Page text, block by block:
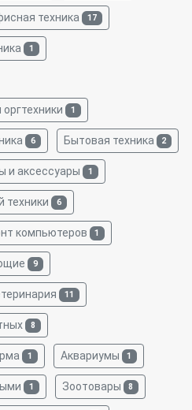
техника 17
1
1
6 Бытовая техника 2
и аксессуары 1
техники 6
компьютеров 1
9
11
8
1 Аквариумы 1
1 Зоотовары 8